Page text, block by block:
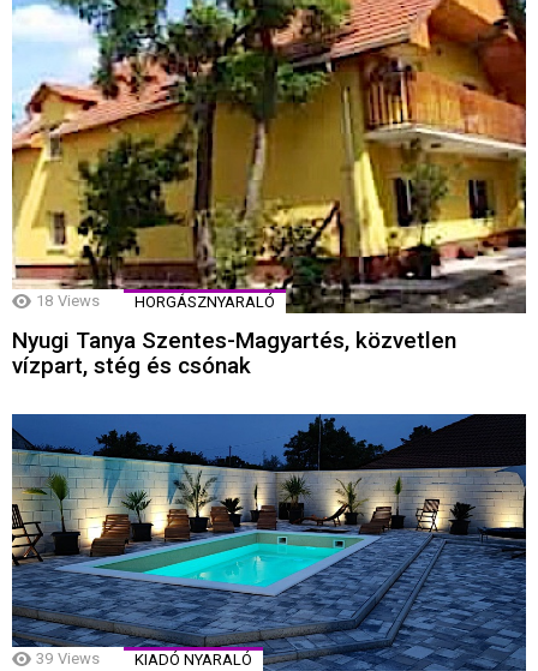
18 Views HORGÁSZNYARALÓ
Nyugi Tanya Szentes-Magyartés, közvetlen
vízpart, stég és csónak
39 Views KIADÓ NYARALÓ